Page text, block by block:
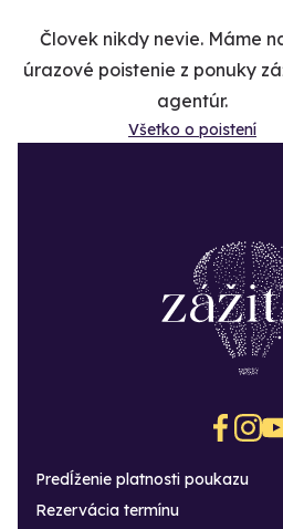
Človek nikdy nevie. Máme
úrazové poistenie z ponuky
agentúr.
Všetko o poistení
Predĺženie platnosti poukazu
Rezervácia termínu